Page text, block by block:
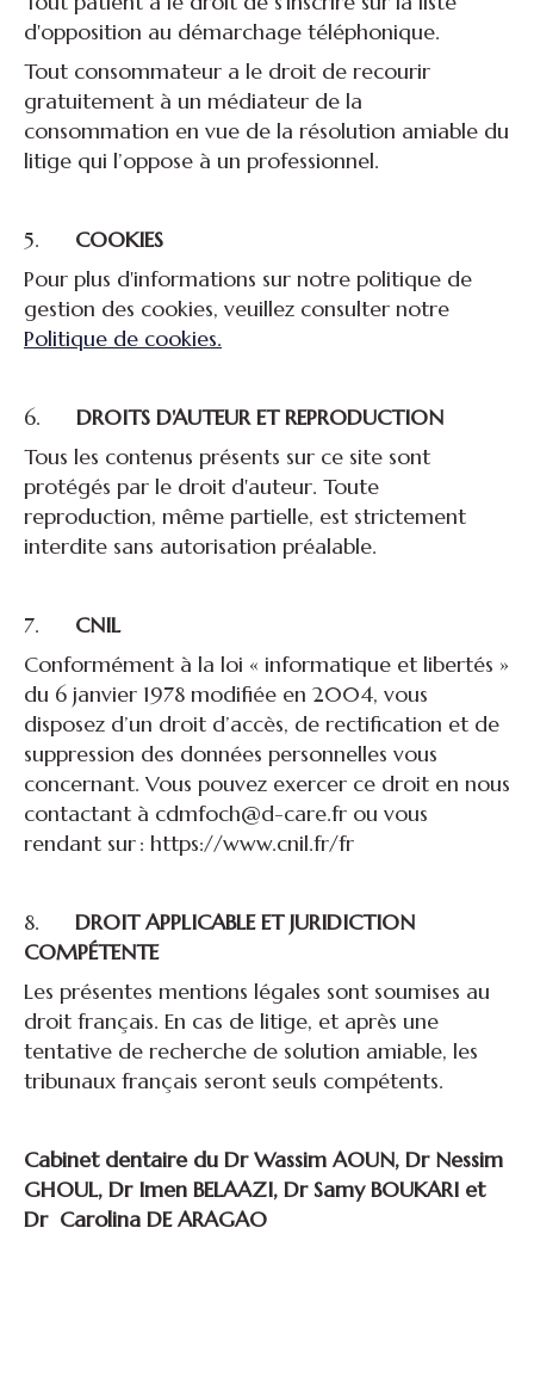
d'opposition au démarchage téléphonique.
Tout consommateur a le droit de recourir
gratuitement à un médiateur de la
consommation en vue de la résolution amiable du
litige qui l’oppose à un professionnel.
5. COOKIES
Pour plus d'informations sur notre politique de
gestion des cookies, veuillez consulter notre
Politique de cookies.
6. DROITS D'AUTEUR ET REPRODUCTION
Tous les contenus présents sur ce site sont
protégés par le droit d'auteur. Toute
reproduction, même partielle, est strictement
interdite sans autorisation préalable.
7. CNIL
Conformément à la loi « informatique et libertés »
du 6 janvier 1978 modifiée en 2004, vous
disposez d’un droit d’accès, de rectification et de
suppression des données personnelles vous
concernant. Vous pouvez exercer ce droit en nous
contactant à cdmfoch@d-care.fr ou vous
rendant sur : https://www.cnil.fr/fr
8. DROIT APPLICABLE ET JURIDICTION
COMPÉTENTE
Les présentes mentions légales sont soumises au
droit français. En cas de litige, et après une
tentative de recherche de solution amiable, les
tribunaux français seront seuls compétents.
Cabinet dentaire du Dr Wassim AOUN, Dr Nessim
GHOUL, Dr Imen BELAAZI, Dr Samy BOUKARI et
Dr Carolina DE ARAGAO